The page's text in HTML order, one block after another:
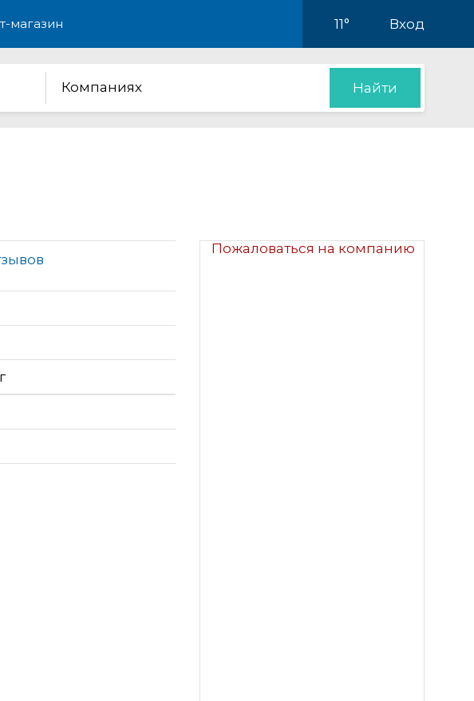
магазин 11° Вход
Компаниях Найти
Пожаловаться на компанию